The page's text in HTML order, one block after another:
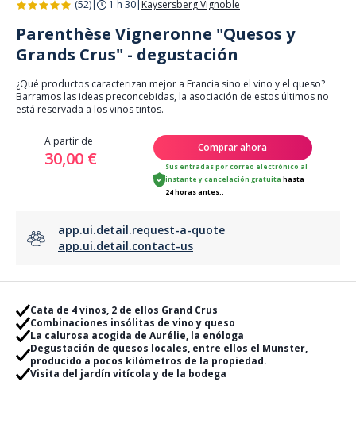
(52)| 1 h 30| Kaysersberg Vignoble
Parenthèse Vigneronne "Quesos y
Grands Crus" - degustación
¿Qué productos caracterizan mejor a Francia sino el vino y el queso?
Barramos las ideas preconcebidas, la asociación de estos últimos no
está reservada a los vinos tintos.
A partir de
30,00 €
Comprar ahora
Sus entradas por correo electrónico al
instante ycancelación gratuita hasta
24 horas antes..
app.ui.detail.request-a-quote
app.ui.detail.contact-us
Cata de 4 vinos, 2 de ellos Grand Crus
Combinaciones insólitas de vino y queso
La calurosa acogida de Aurélie, la enóloga
Degustación de quesos locales, entre ellos el Munster,
producido a pocos kilómetros de la propiedad.
Visita del jardín vitícola y de la bodega